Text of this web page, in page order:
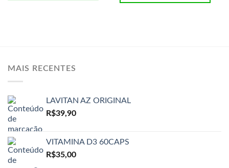
MAIS RECENTES
LAVITAN AZ ORIGINAL
R$39,90
VITAMINA D3 60CAPS
R$35,00